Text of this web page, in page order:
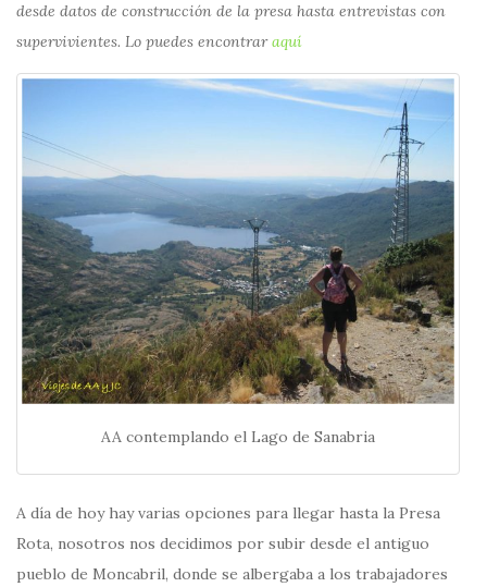
desde datos de construcción de la presa hasta entrevistas con
supervivientes. Lo puedes encontraraquí
AA contemplando el Lago de Sanabria
A día de hoy hay varias opciones para llegar hasta la Presa
Rota, nosotros nos decidimos por subir desde el antiguo
pueblo de Moncabril, donde se albergaba a los trabajadores